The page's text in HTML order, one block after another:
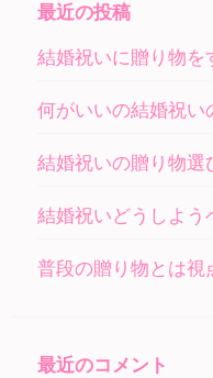
最近の投稿
結婚祝いに贈り物を
何がいいの結婚祝い
結婚祝いの贈り物選
結婚祝いどうしよう
普段の贈り物とは視
最近のコメント